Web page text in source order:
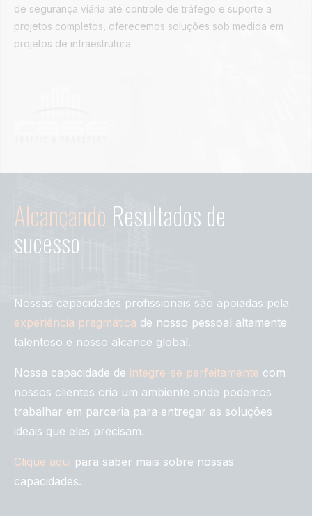
de segurança viária até controle de tráfego e suporte a
projetos completos, oferecemos soluções sob medida em
projetos de infraestrutura.
Alcançando Resultados de
sucesso
Nossas capacidades profissionais são apoiadas pela
experiência pragmática de nosso pessoal altamente
talentoso e nosso alcance global.
Nossa capacidade de integre-se perfeitamente com
nossos clientes cria um ambiente onde podemos
trabalhar em parceria para entregar as soluções
ideais que eles precisam.
Clique aqui para saber mais sobre nossas
capacidades.